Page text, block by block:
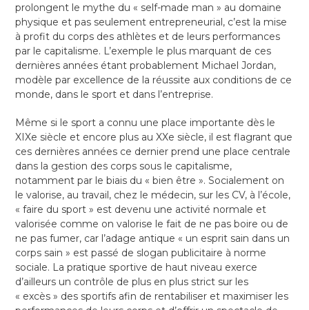
prolongent le mythe du « self-made man » au domaine
physique et pas seulement entrepreneurial, c’est la mise
à profit du corps des athlètes et de leurs performances
par le capitalisme. L’exemple le plus marquant de ces
dernières années étant probablement Michael Jordan,
modèle par excellence de la réussite aux conditions de ce
monde, dans le sport et dans l’entreprise.
Même si le sport a connu une place importante dès le
XIXe siècle et encore plus au XXe siècle, il est flagrant que
ces dernières années ce dernier prend une place centrale
dans la gestion des corps sous le capitalisme,
notamment par le biais du « bien être ». Socialement on
le valorise, au travail, chez le médecin, sur les CV, à l’école,
« faire du sport » est devenu une activité normale et
valorisée comme on valorise le fait de ne pas boire ou de
ne pas fumer, car l’adage antique « un esprit sain dans un
corps sain » est passé de slogan publicitaire à norme
sociale. La pratique sportive de haut niveau exerce
d’ailleurs un contrôle de plus en plus strict sur les
« excès » des sportifs afin de rentabiliser et maximiser les